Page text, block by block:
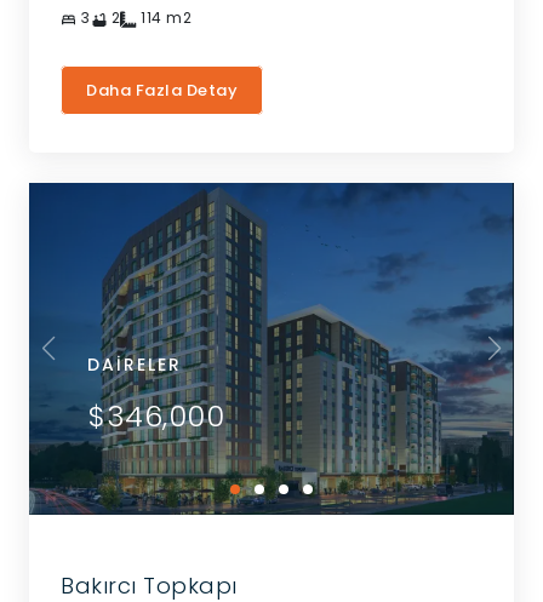
3 2 114 m2
Daha Fazla Detay
DAIRELER
$346,000
Bakırcı Topkapı